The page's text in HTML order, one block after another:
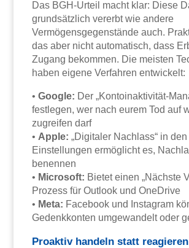
Das BGH-Urteil macht klar: Diese
grundsätzlich vererbt wie andere
Vermögensgegenstände auch.
das aber nicht automatisch, dass
Zugang bekommen. Die meisten
haben eigene Verfahren entwickelt:
•Google: Der „Kontoinaktivität-
festlegen, wer nach eurem Tod auf
zugreifen darf
• Apple: „Digitaler Nachlass“ in
Einstellungen ermöglicht es,
benennen
• Microsoft: Bietet einen „Nächste
Prozess für Outlook und OneDrive
• Meta: Facebook und Instagram
Gedenkkonten umgewandelt oder
Proaktiv handeln statt reagieren